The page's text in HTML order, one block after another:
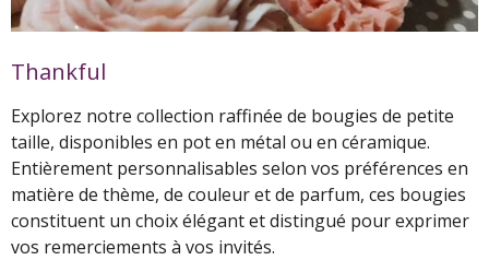
Thankful
Explorez notre collection raffinée de bougies de petite
taille, disponibles en pot en métal ou en céramique.
Entièrement personnalisables selon vos préférences en
matière de thème, de couleur et de parfum, ces bougies
constituent un choix élégant et distingué pour exprimer
vos remerciements à vos invités.